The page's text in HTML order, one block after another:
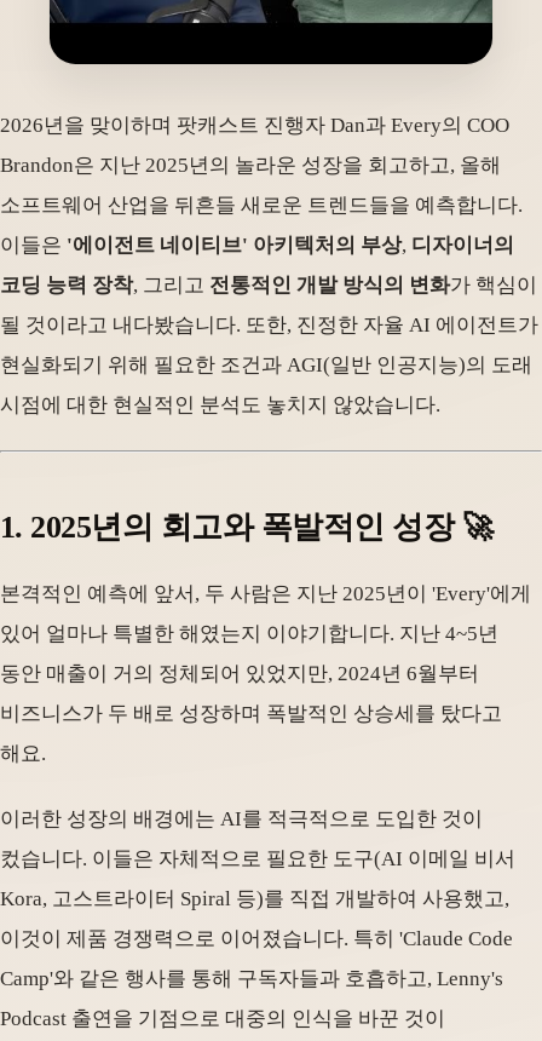
2026년을 맞이하며 팟캐스트 진행자 Dan과 Every의 COO
Brandon은 지난 2025년의 놀라운 성장을 회고하고, 올해
소프트웨어 산업을 뒤흔들 새로운 트렌드들을 예측합니다.
이들은 '에이전트 네이티브' 아키텍처의 부상, 디자이너의
코딩 능력 장착, 그리고 전통적인 개발 방식의 변화가 핵심이
될 것이라고 내다봤습니다. 또한, 진정한 자율 AI 에이전트가
현실화되기 위해 필요한 조건과 AGI(일반 인공지능)의 도래
시점에 대한 현실적인 분석도 놓치지 않았습니다.
1. 2025년의 회고와 폭발적인 성장 🚀
본격적인 예측에 앞서, 두 사람은 지난 2025년이 'Every'에게
있어 얼마나 특별한 해였는지 이야기합니다. 지난 4~5년
동안 매출이 거의 정체되어 있었지만, 2024년 6월부터
비즈니스가 두 배로 성장하며 폭발적인 상승세를 탔다고
해요.
이러한 성장의 배경에는 AI를 적극적으로 도입한 것이
컸습니다. 이들은 자체적으로 필요한 도구(AI 이메일 비서
Kora, 고스트라이터 Spiral 등)를 직접 개발하여 사용했고,
이것이 제품 경쟁력으로 이어졌습니다. 특히 'Claude Code
Camp'와 같은 행사를 통해 구독자들과 호흡하고, Lenny's
Podcast 출연을 기점으로 대중의 인식을 바꾼 것이